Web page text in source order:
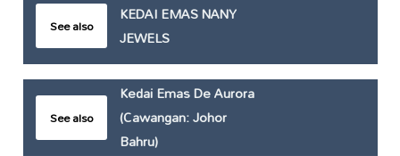
See also
KEDAI EMAS NANY
JEWELS
See also
Kedai Emas De Aurora
(Cawangan: Johor
Bahru)